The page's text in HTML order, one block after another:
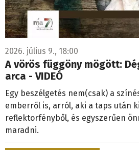
2026. július 9., 18:00
A vörös függöny mögött:
arca - VIDEÓ
Egy beszélgetés nem(csak) a
emberről is, arról, aki a taps után
reflektorfényből, és egyszerűen
maradni.